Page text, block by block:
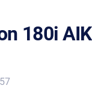
180i